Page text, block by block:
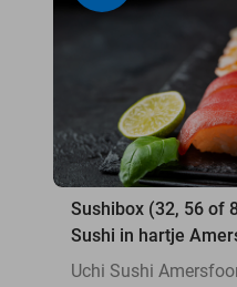
Sushibox (32, 56 of
Sushi in hartje
Uchi Sushi